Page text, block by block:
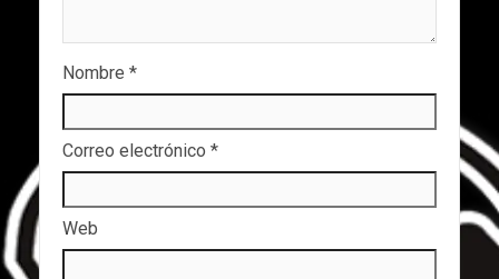
Nombre *
Correo electrónico *
Web